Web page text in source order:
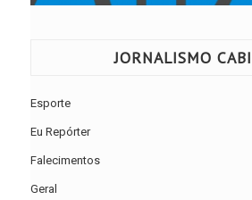
JORNALISMO
Esporte
Eu Repórter
Falecimentos
Geral